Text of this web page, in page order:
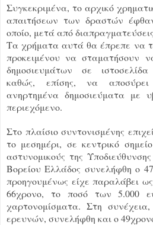
Συγκεκριμένα, το αρχικό
απαιτήσεων των δραστών
οποίο, μετά από
Τα χρήματα αυτά θα έπρεπε να
προκειμένου να σταματήσουν
δημοσιευμάτων σε ιστοσελίδα
καθώς, επίσης, να
ανηρτημένα δημοσιεύματα με
περιεχόμενο.
Στο πλαίσιο συντονισμένης
το μεσημέρι, σε κεντρικό
αστυνομικούς της
Βορείου Ελλάδος συνελήφθη ο
προηγουμένως είχε παραλάβει
66χρονο, το ποσό των 5.000
χαρτονομίσματα. Στη
ερευνών, συνελήφθη και ο